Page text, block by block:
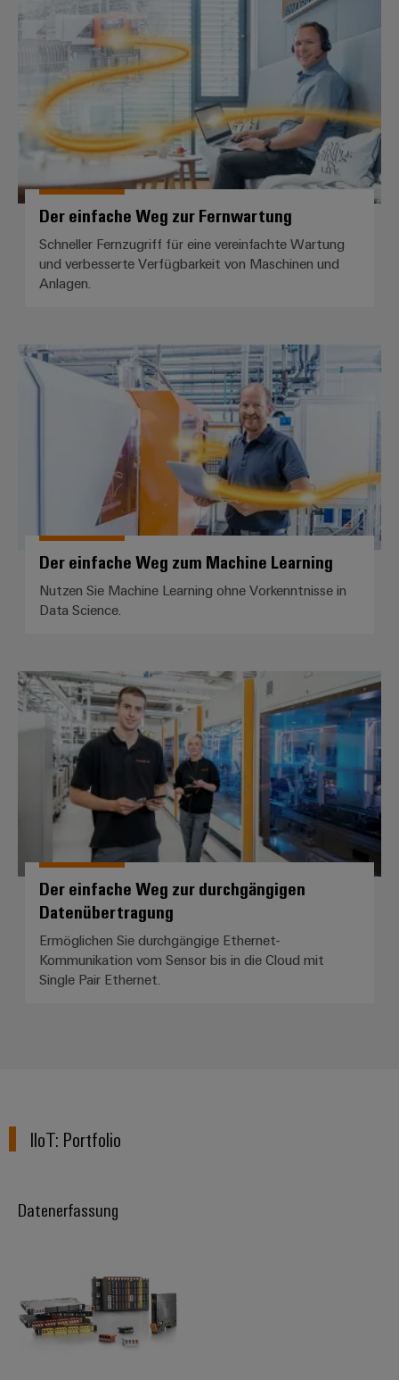
Der einfache Weg zur
Der einfache Weg zur Fernwartung
Schneller Fernzugriff für eine vereinfachte Wartung
und verbesserte Verfügbarkeit von Maschinen und
Anlagen.
Der einfache Weg zum Machine
Der einfache Weg zum Machine Learning
Nutzen Sie Machine Learning ohne Vorkenntnisse in
Data Science.
Der einfache Weg zur
Der einfache Weg zur durchgängigen
Datenübertragung
Ermöglichen Sie durchgängige Ethernet-
Kommunikation vom Sensor bis in die Cloud mit
Single Pair Ethernet.
IIoT: Portfolio​
Datenerfassung